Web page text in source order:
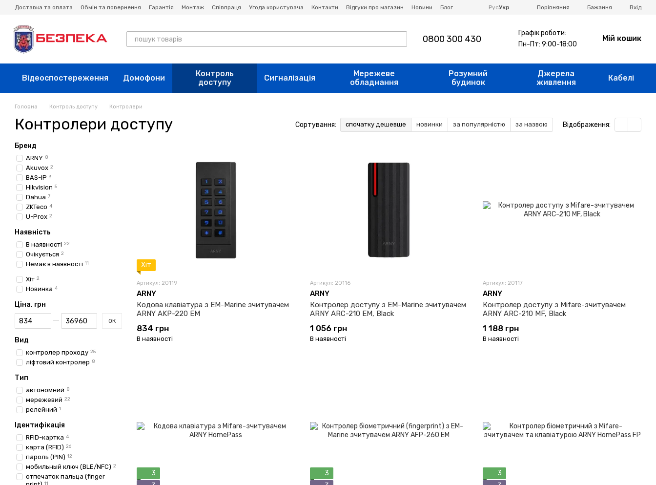
Перейти до основного контенту
Доставка та оплата Обмін та повернення Гарантія Монтаж Співпраця Угода користувача Контакти Відгуки про магазин Новини Блог РусУкр Порівняння Бажання Вхід
0800 300 430
Графік роботи:
Пн-Пт: 9:00-18:00
Мій кошик
Відеоспостереження Домофони
Контроль
доступу
Сигналізація
Мережеве
обладнання
Розумний
будинок
Джерела
живлення
Кабелі
Головна Контроль доступу Контролери
Контролери доступу Сортування: спочатку дешевше новинки за популярністю за назвою Відображення:
Хіт
Артикул: 20119
ARNY
Кодова клавіатура з EM-Marine зчитувачем
ARNY AKP-220 EM
834 грн
В наявності
Артикул: 20116
ARNY
Контролер доступу з EM-Marine зчитувачем
ARNY ARC-210 EM, Black
1 056 грн
В наявності
Артикул: 20117
ARNY
Контролер доступу з Mifare-зчитувачем
ARNY ARC-210 MF, Black
1 188 грн
В наявності
3
3
3
Бренд
ARNY 8
Akuvox 2
BAS-IP 3
Hikvision 5
Dahua 7
ZKTeco 4
U-Prox 2
Наявність
В наявності 22
Очікується 2
Немає в наявності 11
Хіт 2
Новинка 4
Ціна, грн
Від Ціна, грн
До Ціна, грн ОК
Вид
контролер проходу 25
ліфтовий контролер 8
Тип
автономний 8
мережевий 22
релейний 1
Ідентифікація
RFID-картка 4
карта (RFID) 26
пароль (PIN) 12
мобильный ключ (BLE/NFC) 2
отпечаток пальца (finger
11